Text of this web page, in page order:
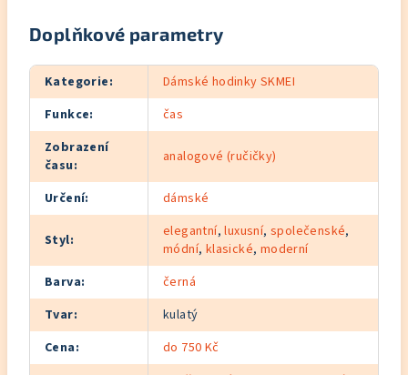
Doplňkové parametry
Kategorie:
Dámské hodinky SKMEI
Funkce:
čas
Zobrazení
času: analogové (ručičky)
Určení: dámské
Styl: elegantní,luxusní,společenské,
módní, klasické, moderní
Barva:
černá
Tvar:
kulatý
Cena:
do 750 Kč